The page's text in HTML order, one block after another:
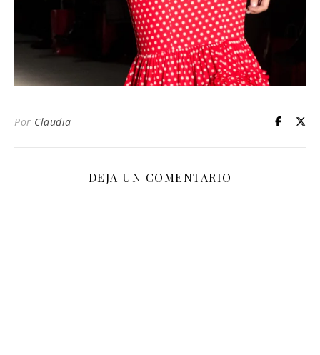
Por Claudia
DEJA UN COMENTARIO